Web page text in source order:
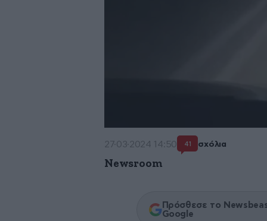
27·03·2024 14:50 41 σχόλια
Newsroom
Πρόσθεσε το
Google